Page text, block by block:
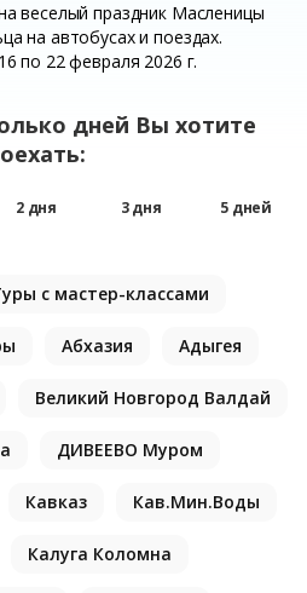
веселый праздник Масленицы
на автобусах и поездах.
по 22 февраля 2026 г.
дней Вы хотите
2 дня 3 дня 5 дней
с мастер-классами
Абхазия Адыгея
Великий Новгород Валдай
ДИВЕЕВО Муром
Кавказ Кав.Мин.Воды
Калуга Коломна